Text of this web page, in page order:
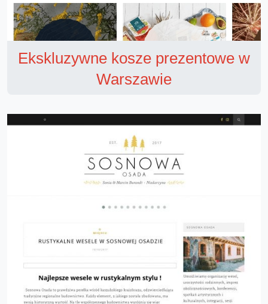
Ekskluzywne kosze prezentowe w
Warszawie